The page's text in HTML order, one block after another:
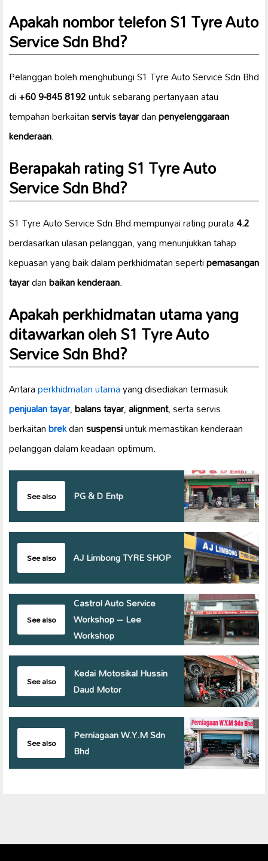
Apakah nombor telefon S1 Tyre Auto
Service Sdn Bhd?
Pelanggan boleh menghubungi S1 Tyre Auto Service Sdn Bhd
di+60 9-845 8192untuk sebarang pertanyaan atau
tempahan berkaitanservis tayardanpenyelenggaraan
kenderaan.
Berapakah rating S1 Tyre Auto
Service Sdn Bhd?
S1 Tyre Auto Service Sdn Bhd mempunyai rating purata4.2
berdasarkan ulasan pelanggan, yang menunjukkan tahap
kepuasan yang baik dalam perkhidmatan sepertipemasangan
tayardanbaikan kenderaan.
Apakah perkhidmatan utama yang
ditawarkan oleh S1 Tyre Auto
Service Sdn Bhd?
Antaraperkhidmatan utamayang disediakan termasuk
penjualan tayar,balans tayar,alignment, serta servis
berkaitanbrekdansuspensiuntuk memastikan kenderaan
pelanggan dalam keadaan optimum.
See also PG & D Entp
See also AJ Limbong TYRE SHOP
See also
Castrol Auto Service
Workshop – Lee
Workshop
See also
Kedai Motosikal Hussin
Daud Motor
See also
Perniagaan W.Y.M Sdn
Bhd